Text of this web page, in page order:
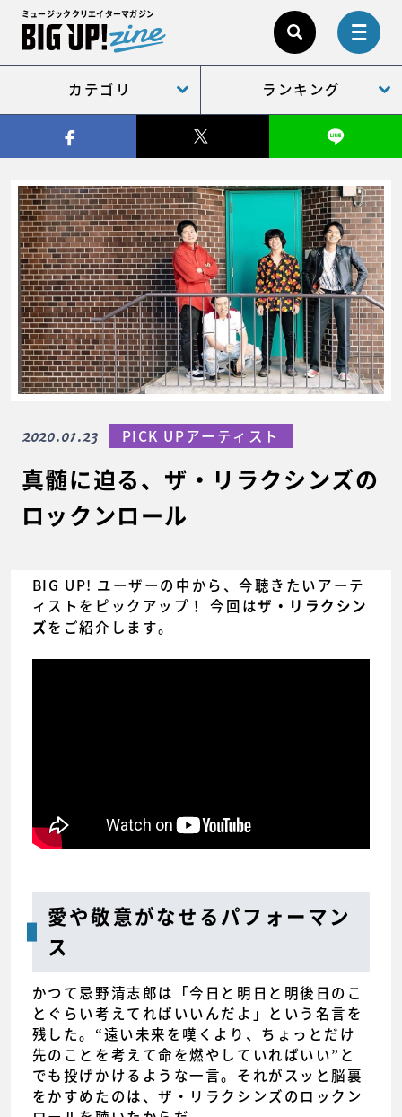
ミュージッククリエイターマガジン
カテゴリ ランキング
真髄に迫る、ザ・リラクシンズの
ロックンロール
2020.01.23 PICK UPアーティスト
BIG UP! ユーザーの中から、今聴きたいアーテ
ィストをピックアップ！ 今回はザ・リラクシン
ズをご紹介します。
愛や敬意がなせるパフォーマン
ス
かつて忌野清志郎は「今日と明日と明後日のこ
とぐらい考えてればいいんだよ」という名言を
残した。“遠い未来を嘆くより、ちょっとだけ
先のことを考えて命を燃やしていればいい”と
でも投げかけるような一言。それがスッと脳裏
をかすめたのは、ザ・リラクシンズのロックン